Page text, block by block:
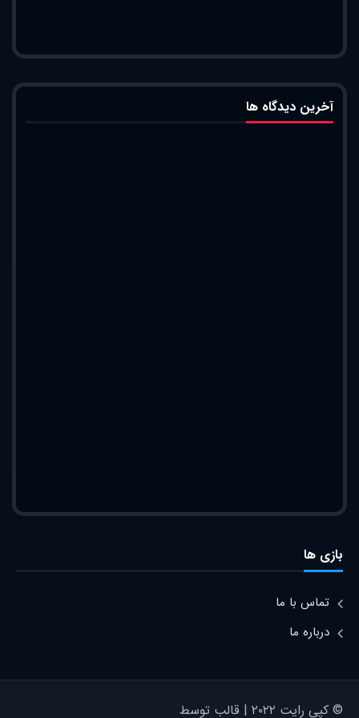
آخرین دیدگاه ها
بازی ها
تماس با ما
درباره ما
© کپی رایت ۲۰۲۲ | قالب توسط